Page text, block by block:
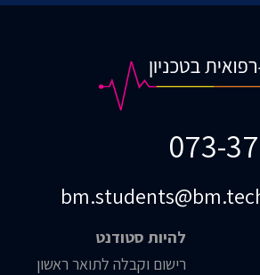
073-
להיות סטודנט
רישום וקבלה לתואר ראשון